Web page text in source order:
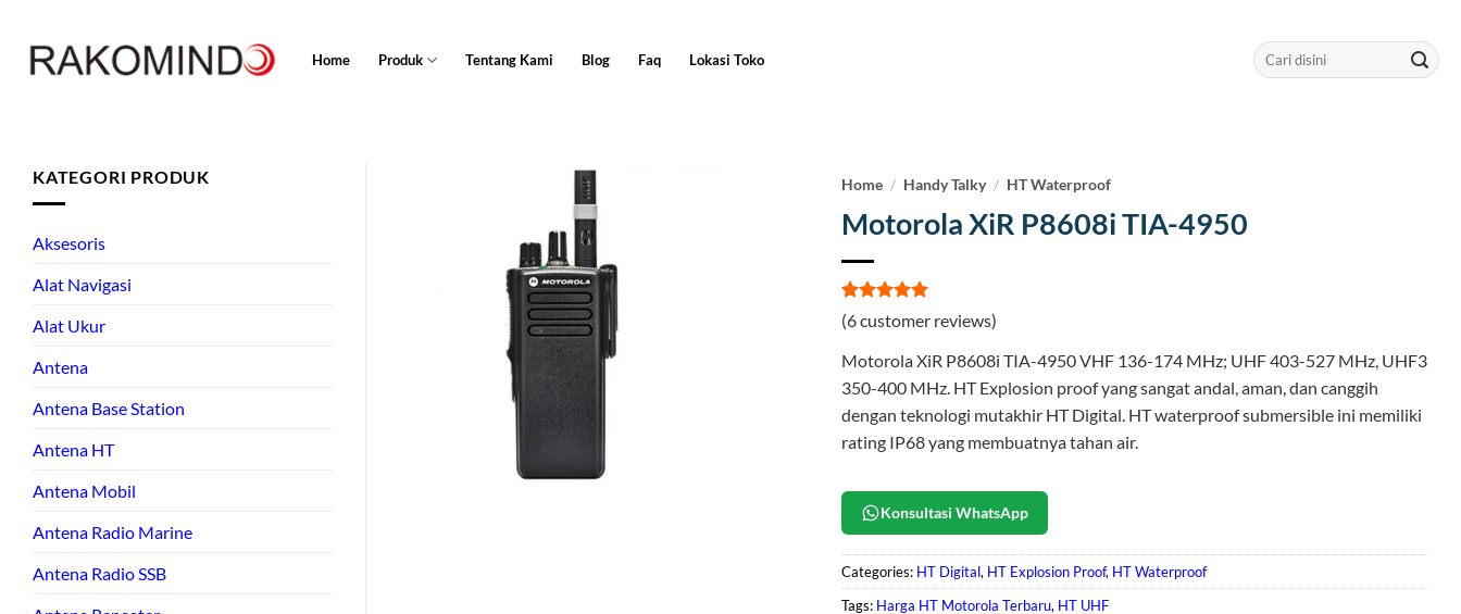
content
Home Produk Tentang Kami Blog Faq Lokasi Toko
Search
for:
KATEGORI PRODUK
Aksesoris
Alat Navigasi
Alat Ukur
Antena
Antena Base Station
Antena HT
Antena Mobil
Antena Radio Marine
Antena Radio SSB
Home / Handy Talky / HT Waterproof
Motorola XiR P8608i TIA-4950
Rated5
out of 5
6
customer
ratings
(6customer reviews)
Motorola XiR P8608i TIA-4950 VHF 136-174 MHz; UHF 403-527 MHz, UHF3
350-400 MHz. HT Explosion proof yang sangat andal, aman, dan canggih
dengan teknologi mutakhir HT Digital. HT waterproof submersible ini memiliki
rating IP68 yang membuatnya tahan air.
Konsultasi WhatsApp
Categories: HT Digital, HT Explosion Proof, HT Waterproof
Tags: Harga HT Motorola Terbaru, HT UHF